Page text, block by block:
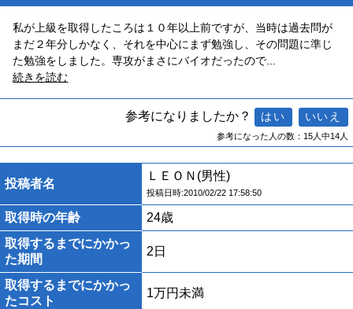
私が上級を取得したころは１０年以上前ですが、当時は過去問が
まだ２年分しかなく、それを中心にまず勉強し、その問題に準じ
た勉強をしました。専攻がまさにバイオだったので
続きを読む
参考になりましたか？
参考になった人の数：15人中14人
投稿者名
ＬＥＯＮ(男性)
投稿日時:2010/02/22 17:58:50
取得時の年齢
24歳
取得するまでにかかっ
た期間
2日
取得するまでにかかっ
たコスト
1万円未満